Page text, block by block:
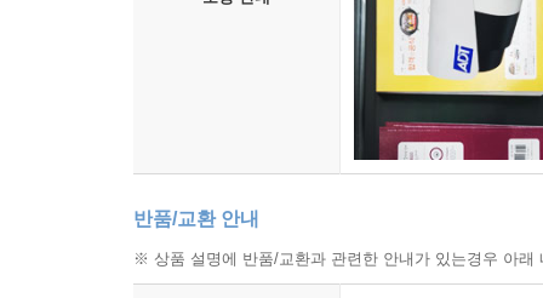
반품/교환 안내
※ 상품 설명에 반품/교환과 관련한 안내가 있는경우 아